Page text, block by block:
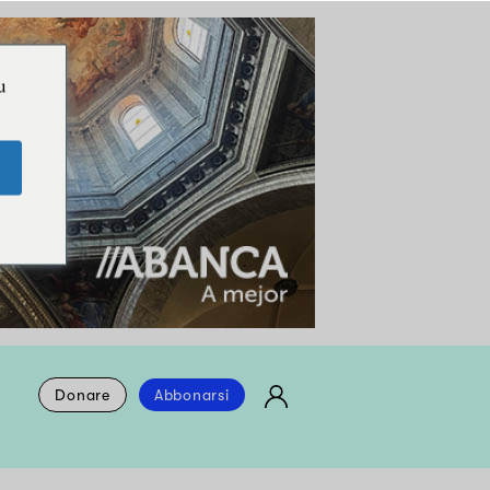
Donare Abbonarsi